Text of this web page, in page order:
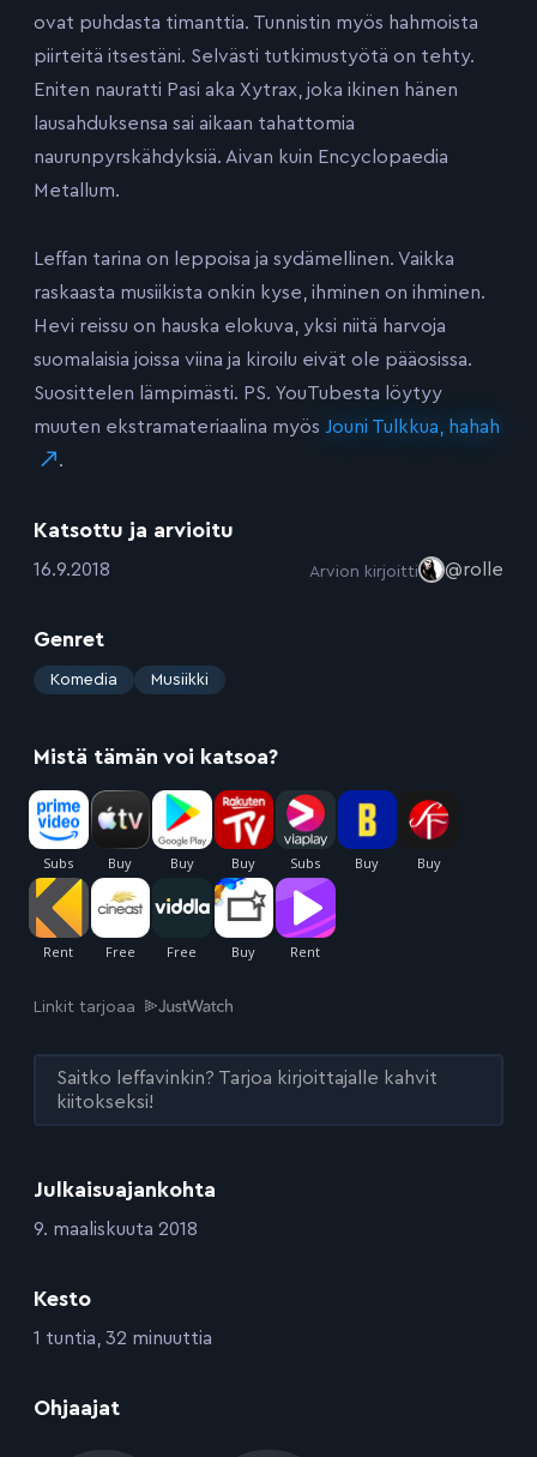
Julkaisuajankohta
:9. maaliskuuta 2018
Kesto
:1 tuntia, 32 minuuttia
Ohjaajat
ovat puhdasta timanttia. Tunnistin myös hahmoista
piirteitä itsestäni. Selvästi tutkimustyötä on tehty.
Eniten nauratti Pasi aka Xytrax, joka ikinen hänen
lausahduksensa sai aikaan tahattomia
naurunpyrskähdyksiä. Aivan kuin Encyclopaedia
Metallum.
Leffan tarina on leppoisa ja sydämellinen. Vaikka
raskaasta musiikista onkin kyse, ihminen on ihminen.
Hevi reissu on hauska elokuva, yksi niitä harvoja
suomalaisia joissa viina ja kiroilu eivät ole pääosissa.
Suosittelen lämpimästi. PS. YouTubesta löytyy
muuten ekstramateriaalina myös Jouni Tulkkua, hahah
.
Katsottu ja arvioitu
:16.9.2018 Arvion kirjoitti @rolle
Genret
: Komedia Musiikki
Mistä tämän voi katsoa?
Linkit tarjoaa
Saitko leffavinkin? Tarjoa kirjoittajalle kahvit
kiitokseksi!